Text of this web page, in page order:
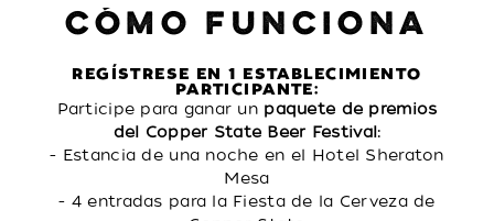
CÓMO FUNCIONA
REGÍSTRESE EN 1 ESTABLECIMIENTO
PARTICIPANTE:
Participe para ganar un paquete de premios
del Copper State Beer Festival:
- Estancia de una noche en el Hotel Sheraton
Mesa
- 4 entradas para la Fiesta de la Cerveza de